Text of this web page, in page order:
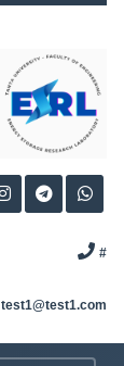
content
#
test1@test1.com